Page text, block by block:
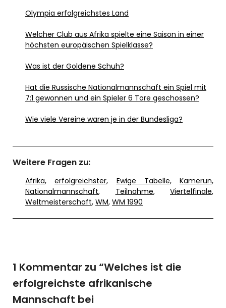
Olympia erfolgreichstes Land
Welcher Club aus Afrika spielte eine Saison in einer
höchsten europäischen Spielklasse?
Was ist der Goldene Schuh?
Hat die Russische Nationalmannschaft ein Spiel mit
7:1 gewonnen und ein Spieler 6 Tore geschossen?
Wie viele Vereine waren je in der Bundesliga?
Weitere Fragen zu:
Afrika,erfolgreichster, Ewige Tabelle, Kamerun,
Nationalmannschaft, Teilnahme, Viertelfinale,
Weltmeisterschaft, WM, WM 1990
1 Kommentar zu “Welches ist die
erfolgreichste afrikanische
Mannschaft bei